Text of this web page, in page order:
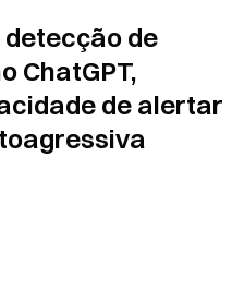
de
ChatGPT,
de alertar